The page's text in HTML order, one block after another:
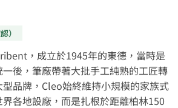
，成立於1945年的東德，當時是
後，筆廠帶著大批手工純熟的工匠轉
品牌，Cleo始終維持小規模的家族式
各地設廠，而是扎根於距離柏林150